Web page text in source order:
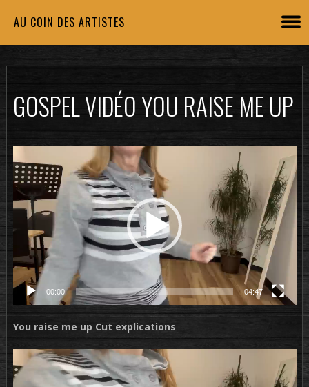
AU COIN DES ARTISTES
GOSPEL VIDÉO YOU RAISE ME UP
vidéo
00:00 04:47
You raise me up Cut explications
Lecteur
vidéo